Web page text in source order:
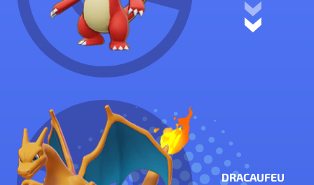
DRACAUFEU